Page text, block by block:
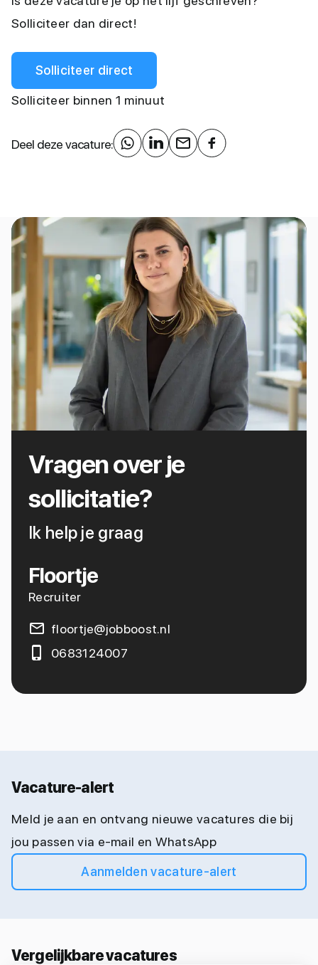
Solliciteer dan direct!
Solliciteer direct
Solliciteer binnen 1 minuut
Deel deze vacature:
Vragen over je
sollicitatie?
Ik help je graag
Floortje
Recruiter
floortje@jobboost.nl
0683124007
Vacature-alert
Meld je aan en ontvang nieuwe vacatures die bij
jou passen via e-mail en WhatsApp
Aanmelden vacature-alert
Vergelijkbare vacatures